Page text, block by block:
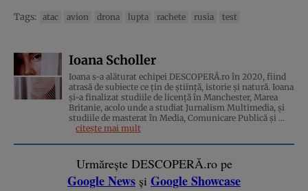
Tags: atac avion drona lupta rachete rusia test
Ioana Scholler
Ioana s-a alăturat echipei DESCOPERĂ.ro în 2020, fiind
atrasă de subiecte ce țin de știință, istorie și natură. Ioana
și-a finalizat studiile de licență în Manchester, Marea
Britanie, acolo unde a studiat Jurnalism Multimedia, și
studiile de masterat în Media, Comunicare Publică și ...
citește mai mult
Urmărește DESCOPERĂ.ro pe
Google News și Google Showcase